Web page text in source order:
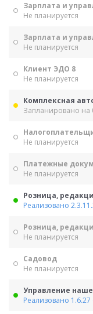
Зарплата и
Не планируется
Зарплата и
Не планируется
Клиент ЭДО 8
Не планируется
Комплексная
Запланировано на
Не планируется
Платежные
Не планируется
Розница,
Реализовано
Розница,
Не планируется
Садовод
Не планируется
Управление
Реализовано 1.6.27